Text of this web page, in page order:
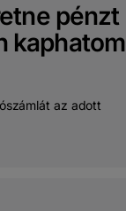
pénzt
kaphatom
az adott